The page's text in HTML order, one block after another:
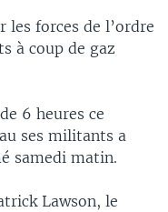
les forces de l’ordre
à coup de gaz
6 heures ce
ses militants a
samedi matin.
Lawson, le